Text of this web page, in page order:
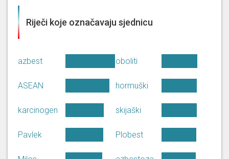
Riječi koje označavaju sjednicu
azbest
ASEAN
karcinogen
Pavlek
oboliti
hormuški
skijaški
Plobest